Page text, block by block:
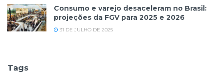
Consumo e varejo desaceleram no Brasil:
projeções da FGV para 2025 e 2026
31 DE JULHO DE 2025
Tags